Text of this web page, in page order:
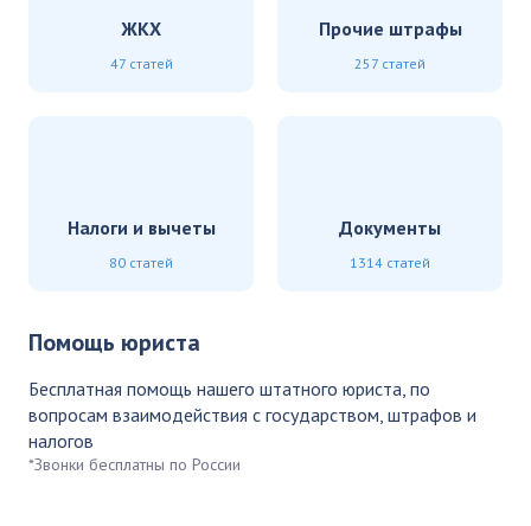
ЖКХ
47 статей
Прочие штрафы
257 статей
Налоги и вычеты
80 статей
Документы
1314 статей
Помощь юриста
Бесплатная помощь нашего штатного юриста, по
вопросам взаимодействия с государством, штрафов и
налогов
*Звонки бесплатны по России